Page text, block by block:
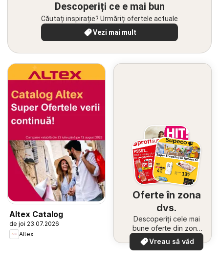
Descoperiți ce e mai bun
Căutați inspirație? Urmăriți ofertele actuale
Vezi mai mult
Altex Catalog
de joi 23.07.2026
Altex
Oferte în zona
dvs.
Descoperiți cele mai
bune oferte din zona
dumneavoastră
Vreau să văd